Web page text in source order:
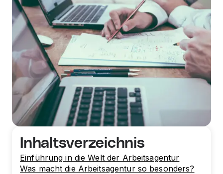
Inhaltsverzeichnis
Einführung in die Welt der Arbeitsagentur
Was macht die Arbeitsagentur so besonders?